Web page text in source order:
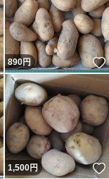
いいね！
890円
いいね！
1,500円